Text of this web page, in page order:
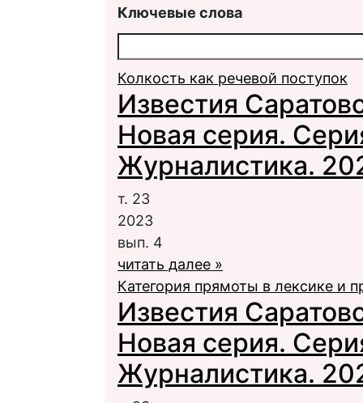
Ключевые слова
Колкость как речевой поступок
Известия
Новая серия.
Журналистика.
т. 23
2023
вып. 4
читать далее »
Категория прямоты в лексике и
Известия
Новая серия.
Журналистика.